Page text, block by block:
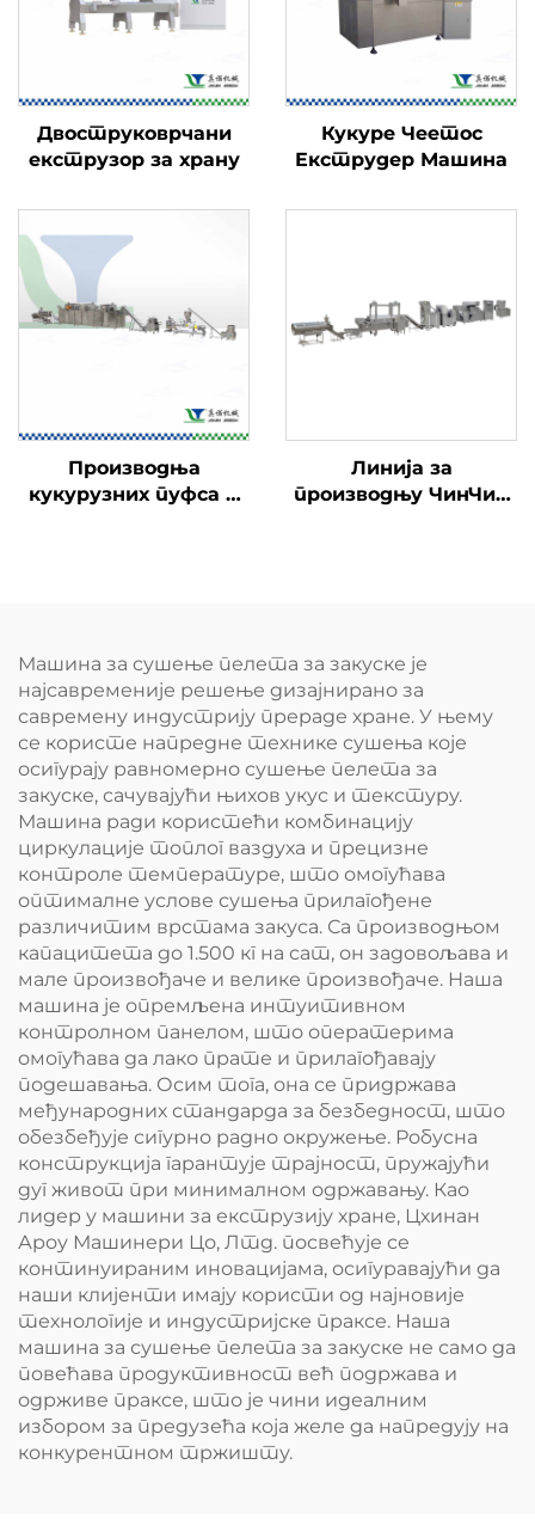
Двоструковрчани
екструзор за храну
Кукуре Чеетос
Екструдер Машина
Производња
кукурузних пуфса и
Линија за
производњу ЧинЧин
Машина за сушење пелета за закуске је
најсавременије решење дизајнирано за
савремену индустрију прераде хране. У њему
се користе напредне технике сушења које
осигурају равномерно сушење пелета за
закуске, сачувајући њихов укус и текстуру.
Машина ради користећи комбинацију
циркулације топлог ваздуха и прецизне
контроле температуре, што омогућава
оптималне услове сушења прилагођене
различитим врстама закуса. Са производњом
капацитета до 1.500 кг на сат, он задовољава и
мале произвођаче и велике произвођаче. Наша
машина је опремљена интуитивном
контролном панелом, што оператерима
омогућава да лако прате и прилагођавају
подешавања. Осим тога, она се придржава
међународних стандарда за безбедност, што
обезбеђује сигурно радно окружење. Робусна
конструкција гарантује трајност, пружајући
дуг живот при минималном одржавању. Као
лидер у машини за екструзију хране, Цхинан
Ароу Машинери Цо, Лтд. посвећује се
континуираним иновацијама, осигуравајући да
наши клијенти имају користи од најновије
технологије и индустријске праксе. Наша
машина за сушење пелета за закуске не само да
повећава продуктивност већ подржава и
одрживе праксе, што је чини идеалним
избором за предузећа која желе да напредују на
конкурентном тржишту.